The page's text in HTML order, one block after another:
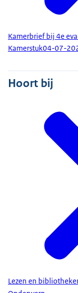
Kamerbrief bij 4e
Kamerstuk04-07-
Hoort bij
Lezen en